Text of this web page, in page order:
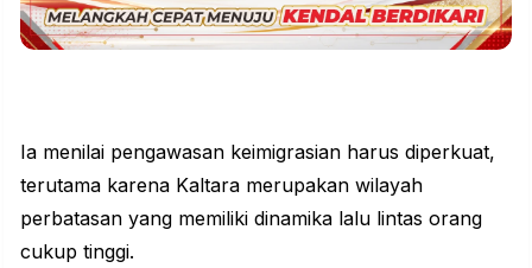
Ia menilai pengawasan keimigrasian harus diperkuat,
terutama karena Kaltara merupakan wilayah
perbatasan yang memiliki dinamika lalu lintas orang
cukup tinggi.